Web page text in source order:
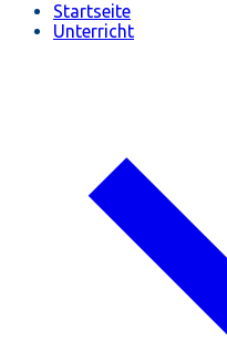
Startseite
Unterricht